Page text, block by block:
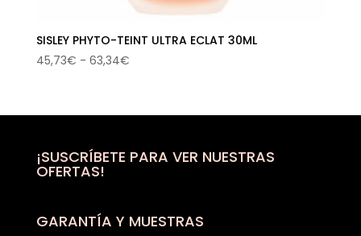
SISLEY PHYTO-TEINT ULTRA ECLAT 30ML
45,73€ - 63,34€Rango
desde
hasta
¡SUSCRÍBETE PARA VER NUESTRAS
OFERTAS!
GARANTÍA Y MUESTRAS